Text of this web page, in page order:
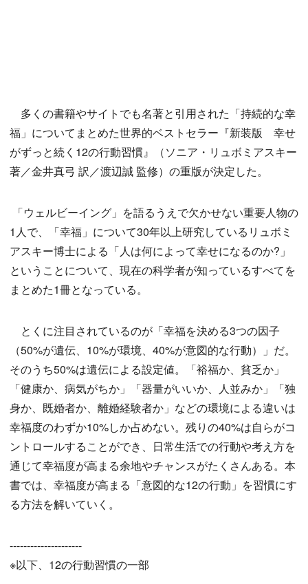
多くの書籍やサイトでも名著と引用された「持続的な幸
福」についてまとめた世界的ベストセラー『新装版 幸せ
がずっと続く12の行動習慣』（ソニア・リュボミアスキー
著／金井真弓 訳／渡辺誠 監修）の重版が決定した。
「ウェルビーイング」を語るうえで欠かせない重要人物の
1人で、「幸福」について30年以上研究しているリュボミ
アスキー博士による「人は何によって幸せになるのか?」
ということについて、現在の科学者が知っているすべてを
まとめた1冊となっている。
とくに注目されているのが「幸福を決める3つの因子
（50%が遺伝、10%が環境、40%が意図的な行動）」だ。
そのうち50%は遺伝による設定値。「裕福か、貧乏か」
「健康か、病気がちか」「器量がいいか、人並みか」「独
身か、既婚者か、離婚経験者か」などの環境による違いは
幸福度のわずか10%しか占めない。残りの40%は自らがコ
ントロールすることができ、日常生活での行動や考え方を
通じて幸福度が高まる余地やチャンスがたくさんある。本
書では、幸福度が高まる「意図的な12の行動」を習慣にす
る方法を解いていく。
---------------------
※以下、12の行動習慣の一部